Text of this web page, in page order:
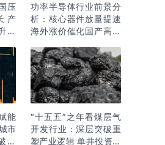
压
产
级
功率半导体行业前景分
析：核心器件放量提速
海外涨价催化国产高端
能
市
万
“十五五”之年看煤层气
开发行业：深层突破重
塑产业逻辑 单井投资成